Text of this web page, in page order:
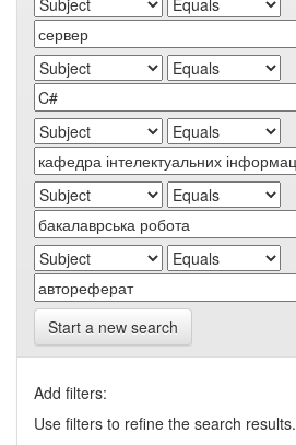
Start a new search
Add filters:
Use filters to refine the search results.